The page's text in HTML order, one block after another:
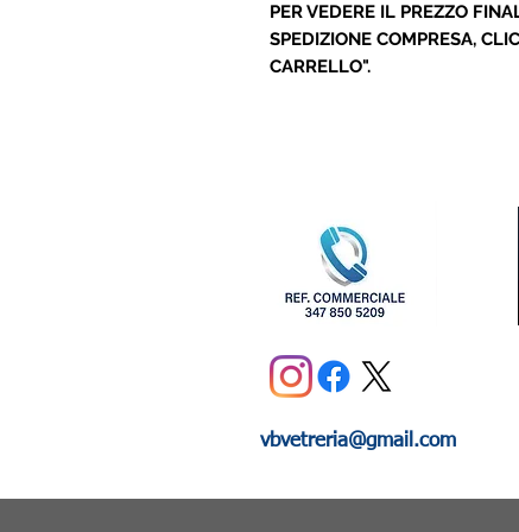
PER VEDERE IL PREZZO
SPEDIZIONE COMPRESA,
CARRELLO".
vbvetreria@gmail.com